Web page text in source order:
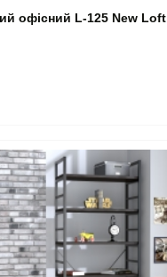
офісний L-125 New